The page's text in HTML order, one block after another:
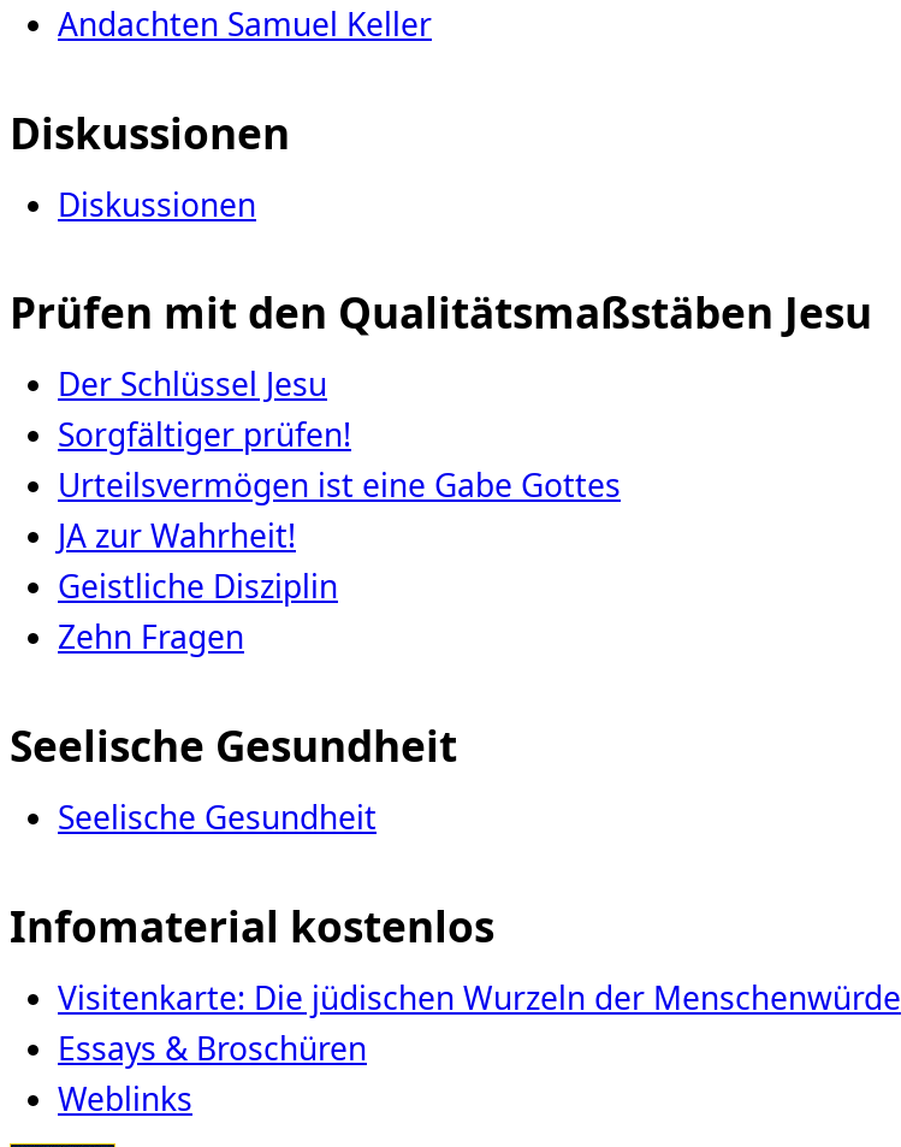
Andachten Samuel Keller
Diskussionen
Diskussionen
Prüfen mit den Qualitätsmaßstäben Jesu
Der Schlüssel Jesu
Sorgfältiger prüfen!
Urteilsvermögen ist eine Gabe Gottes
JA zur Wahrheit!
Geistliche Disziplin
Zehn Fragen
Seelische Gesundheit
Seelische Gesundheit
Infomaterial kostenlos
Visitenkarte: Die jüdischen Wurzeln der Menschenwürde
Essays & Broschüren
Weblinks